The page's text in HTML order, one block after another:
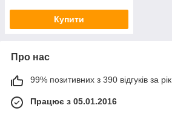
Купити
Про нас
99% позитивних з 390 відгуків за рік
Працює з 05.01.2016